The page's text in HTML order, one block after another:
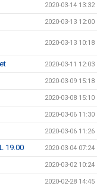
2020-03-14 13:32
2020-03-13 12:00
2020-03-13 10:18
2020-03-11 12:03
2020-03-09 15:18
2020-03-08 15:10
2020-03-06 11:30
2020-03-06 11:26
19.00 2020-03-04 07:24
2020-03-02 10:24
2020-02-28 14:45